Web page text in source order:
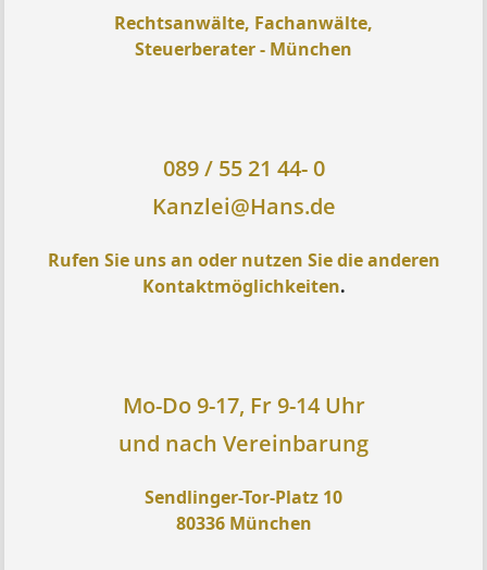
Rechtsanwälte, Fachanwälte,
Steuerberater - München
089 / 55 21 44- 0
Kanzlei@Hans.de
Rufen Sie uns an oder nutzen Sie die anderen
Kontaktmöglichkeiten.
Mo-Do 9-17, Fr 9-14 Uhr
und nach Vereinbarung
Sendlinger-Tor-Platz 10
80336 München